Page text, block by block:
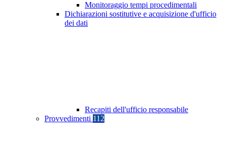
Monitoraggio tempi procedimentali
Dichiarazioni sostitutive e acquisizione d'ufficio
dei dati
Recapiti dell'ufficio responsabile
Provvedimenti 112